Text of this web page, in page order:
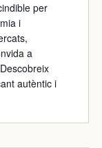
per
i
a
autèntic i